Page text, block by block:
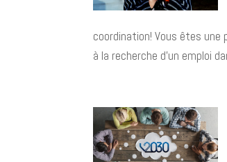
coordination! Vous êtes
à la recherche d’un emploi